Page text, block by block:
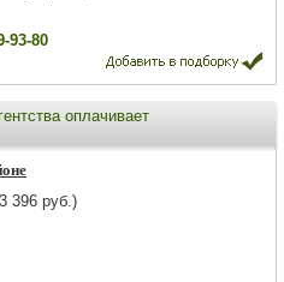
93-80
оплачивает
396 руб.)